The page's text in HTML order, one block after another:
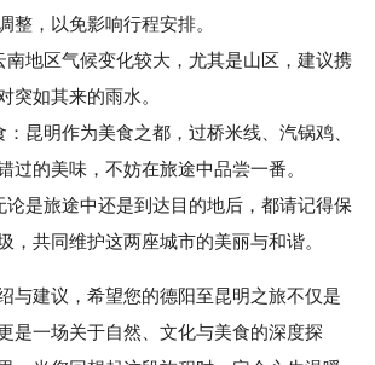
整，以免影响行程安排。
地区气候变化较大，尤其是山区，建议携
突如其来的雨水。
明作为美食之都，过桥米线、汽锅鸡、
过的美味，不妨在旅途中品尝一番。
是旅途中还是到达目的地后，都请记得保
，共同维护这两座城市的美丽与和谐。
与建议，希望您的德阳至昆明之旅不仅是
是一场关于自然、文化与美食的深度探